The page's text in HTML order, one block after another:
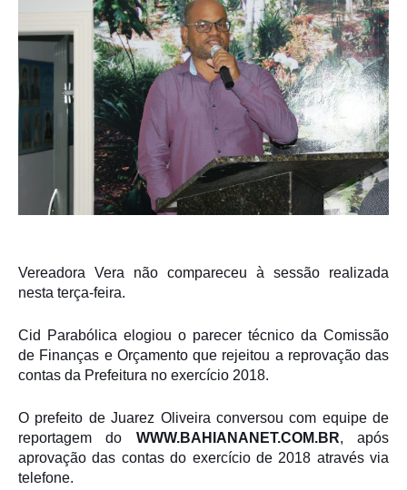
Vereadora Vera não compareceu à sessão realizada
nesta terça-feira.
Cid Parabólica elogiou o parecer técnico da Comissão
de Finanças e Orçamento que rejeitou a reprovação das
contas da Prefeitura no exercício 2018.
O prefeito de Juarez Oliveira conversou com equipe de
reportagem do WWW.BAHIANANET.COM.BR, após
aprovação das contas do exercício de 2018 através via
telefone.